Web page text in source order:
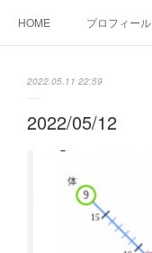
HOME プロフィール
2022.05.11 22:59
2022/05/12